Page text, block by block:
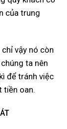
của trung
vậy nó còn
ta nên
để tránh việc
tiền oan.